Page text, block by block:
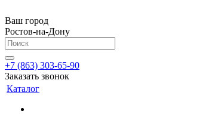
Ваш город
Ростов-на-Дону
+7 (863) 303-65-90
Заказать звонок
Каталог